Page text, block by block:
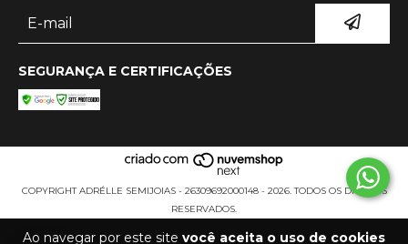
Ao navegar por este site você aceita o uso de cookies
SEGURANÇA E CERTIFICAÇÕES
COPYRIGHT ADRÉLLE SEMIJOIAS - 26309692000148 - 2026. TODOS OS DIREITOS
RESERVADOS.